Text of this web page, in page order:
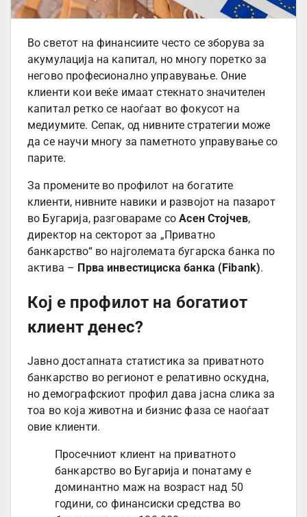
Во светот на финансиите често се зборува за
акумулација на капитал, но многу поретко за
негово професионално управување. Оние
клиенти кои веќе имаат стекнато значителен
капитал ретко се наоѓаат во фокусот на
медиумите. Сепак, од нивните стратегии може
да се научи многу за паметното управување со
парите.
За промените во профилот на богатите
клиенти, нивните навики и развојот на пазарот
во Бугарија, разговараме соАсен Стојчев,
директор на секторот за „Приватно
банкарство“ во најголемата бугарска банка по
актива – Прва инвестициска банка (Fibank).
Кој е профилот на богатиот
клиент денес?
Јавно достапната статистика за приватното
банкарство во регионот е релативно оскудна,
но демографскиот профил дава јасна слика за
тоа во која животна и бизнис фаза се наоѓаат
овие клиенти.
Просечниот клиент на приватното
банкарство во Бугарија и понатаму е
доминантно маж на возраст над 50
години, со финансиски средства во